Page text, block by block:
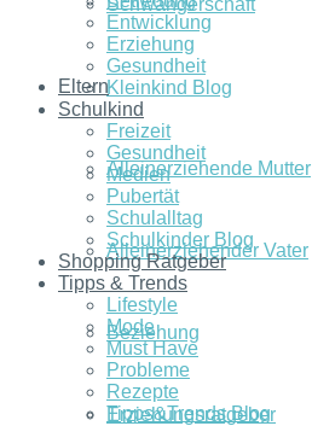
Schwangerschaft
Eltern
Alleinerziehende Mutter
Alleinerziehender Vater
Beziehung
Erziehungsratgeber
Entwicklung
Erziehung
Gesundheit
Kleinkind Blog
Schulkind
Freizeit
Gesundheit
Medien
Pubertät
Schulalltag
Schulkinder Blog
Shopping Ratgeber
Tipps & Trends
Lifestyle
Mode
Must Have
Probleme
Rezepte
Tipps&Trends Blog